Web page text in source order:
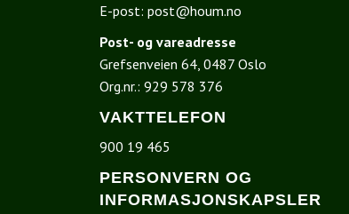
E-post: post@houm.no
Post- og vareadresse
Grefsenveien 64, 0487 Oslo
Org.nr.: 929 578 376
VAKTTELEFON
900 19 465
PERSONVERN OG
INFORMASJONSKAPSLER